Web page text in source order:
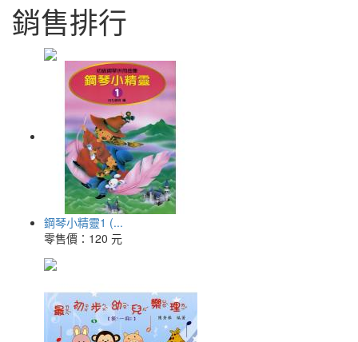
銷售排行
鋼琴小精靈1 (...
零售價： 120 元